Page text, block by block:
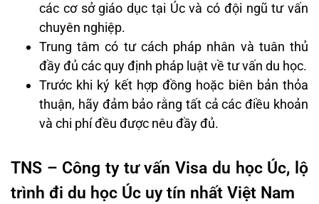
các cơ sở giáo dục tại Úc và có đội ngũ tư vấn
chuyên nghiệp.
Trung tâm có tư cách pháp nhân và tuân thủ
đầy đủ các quy định pháp luật về tư vấn du học.
Trước khi ký kết hợp đồng hoặc biên bản thỏa
thuận, hãy đảm bảo rằng tất cả các điều khoản
và chi phí đều được nêu đầy đủ.
TNS – Công ty tư vấn Visa du học Úc, lộ
trình đi du học Úc uy tín nhất Việt Nam